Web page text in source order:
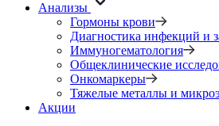
Анализы
Гормоны крови
Диагностика инфекций и
Иммуногематология
Общеклинические
Онкомаркеры
Тяжелые металлы и
Акции